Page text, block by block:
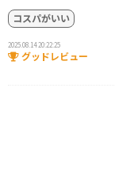
コスパがいい
2025.08.14 20:22:25
グッドレビュー